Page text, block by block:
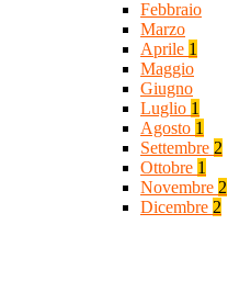
Febbraio
Marzo
Aprile 1
Maggio
Giugno
Luglio 1
Agosto 1
Settembre 2
Ottobre 1
Novembre 2
Dicembre 2